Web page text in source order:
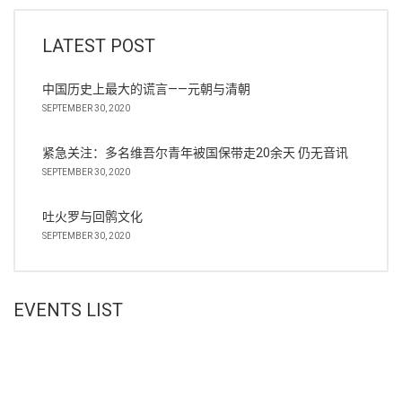
LATEST POST
中国历史上最大的谎言——元朝与清朝
SEPTEMBER 30, 2020
紧急关注：多名维吾尔青年被国保带走20余天 仍无音讯
SEPTEMBER 30, 2020
吐火罗与回鹘文化
SEPTEMBER 30, 2020
EVENTS LIST